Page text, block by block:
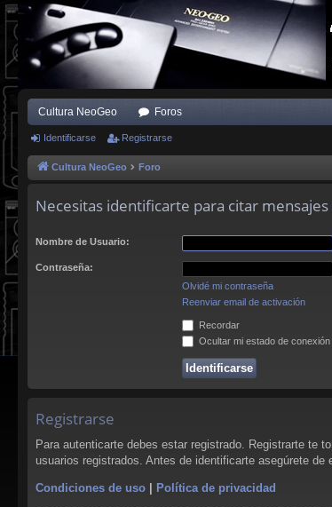
Cultura NeoGeo Foros
Identificarse Registrarse
Cultura NeoGeo Foro
Necesitas identificarte para citar
Nombre de Usuario:
Contraseña:
Olvidé mi contraseña
Reenviar email de activación
Recordar
Ocultar mi estado de
Registrarse
Para autenticarte debes estar registrado. Registrarte te
usuarios registrados. Antes de identificarte asegúrete
Condiciones de uso | Política de privacidad